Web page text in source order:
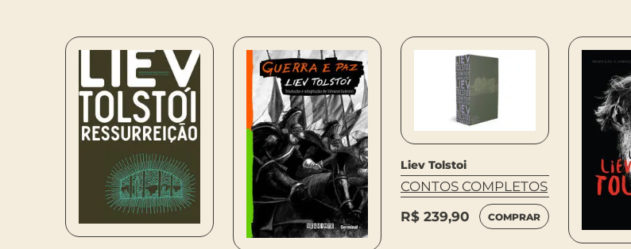
Liev Tolstoi
CONTOS COMPLETOS
R$ 239,90 COMPRAR